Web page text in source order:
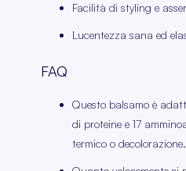
Facilità di styling e
Lucentezza sana ed
FAQ
Questo balsamo è
di proteine e 17
termico o decolorazione.